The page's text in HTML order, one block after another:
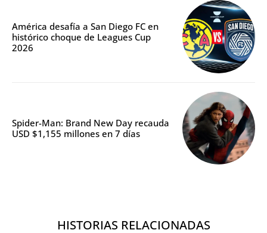
América desafía a San Diego FC en
histórico choque de Leagues Cup
2026
Spider-Man: Brand New Day recauda
USD $1,155 millones en 7 días
HISTORIAS RELACIONADAS